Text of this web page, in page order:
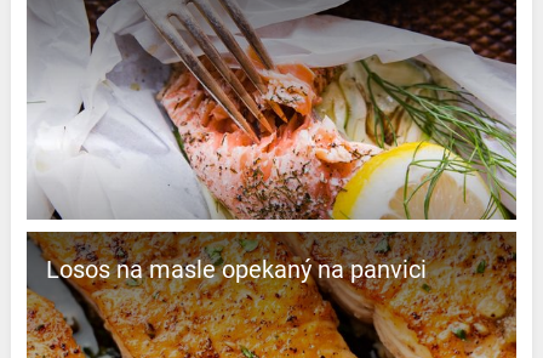
Losos na masle opekaný na panvici